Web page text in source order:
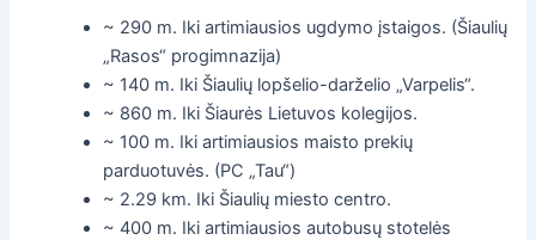
~ 290 m. Iki artimiausios ugdymo įstaigos. (Šiaulių
„Rasos“ progimnazija)
~ 140 m. Iki Šiaulių lopšelio-darželio „Varpelis“.
~ 860 m. Iki Šiaurės Lietuvos kolegijos.
~ 100 m. Iki artimiausios maisto prekių
parduotuvės. (PC „Tau“)
~ 2.29 km. Iki Šiaulių miesto centro.
~ 400 m. Iki artimiausios autobusų stotelės